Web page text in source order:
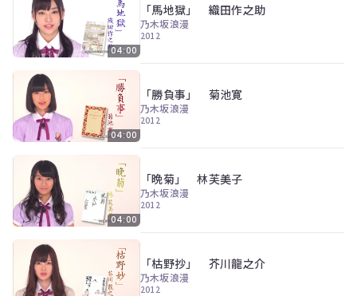
04:00
「馬地獄」 織田作之助
乃木坂浪漫
2012
04:00
「勝負事」 菊池寛
乃木坂浪漫
2012
04:00
「晩菊」 林芙美子
乃木坂浪漫
2012
「枯野抄」 芥川龍之介
乃木坂浪漫
2012